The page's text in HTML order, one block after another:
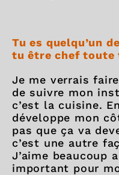
Tu es quelqu’un
tu être chef toute
Je me verrais
de suivre mon
c’est la cuisine.
développe mon
pas que ça va
c’est une autre
J’aime beaucoup
important pour